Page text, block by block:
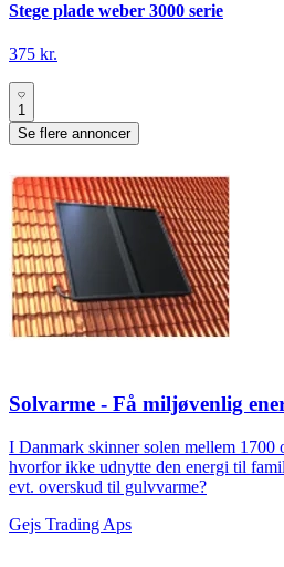
Stege plade weber 3000 serie
375 kr.
1
Se flere annoncer
Solvarme - Få miljøvenlig
I Danmark skinner solen mellem 1700
hvorfor ikke udnytte den energi til
evt. overskud til gulvvarme?
Gejs Trading Aps